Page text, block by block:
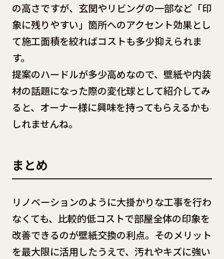
の高さですが、玄関やリビングの一部など「印
象に残りやすい」箇所へのアクセント効果とし
て施工面積を絞ればコストも多少抑えられま
す。
提案のハードルが多少高めなので、壁紙や内装
材の話題になった際の変化球として紹介してみ
ると、オーナー様に興味を持ってもらえるかも
しれませんね。
まとめ
リノベーションのように大掛かりな工事を行わ
なくても、比較的低コストで部屋全体の印象を
改善できるのが壁紙交換の利点。そのメリット
を最大限に活用したうえで、汚れやキズに強い